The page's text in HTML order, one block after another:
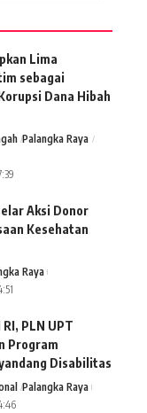
Lima
sebagai
Dana Hibah
Palangka Raya
Aksi Donor
Kesehatan
Raya
PLN UPT
Program
Disabilitas
Palangka Raya